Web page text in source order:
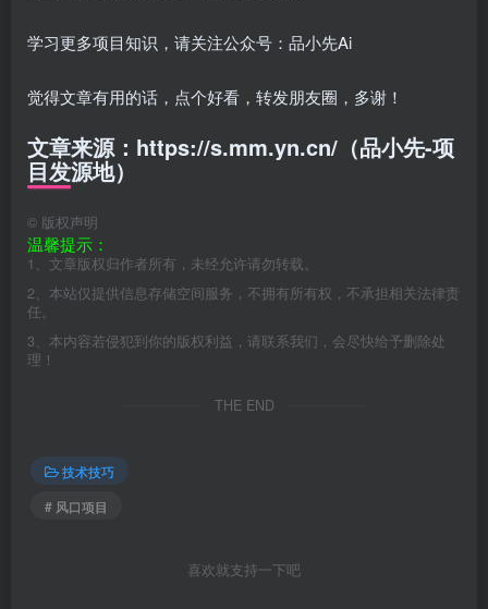
学习更多项目知识，请关注公众号：品小先Ai
觉得文章有用的话，点个好看，转发朋友圈，多谢！
文章来源：https://s.mm.yn.cn/（品小先-项
目发源地）
© 版权声明
温馨提示：
1、文章版权归作者所有，未经允许请勿转载。
2、本站仅提供信息存储空间服务，不拥有所有权，不承担相关法律责
任。
3、本内容若侵犯到你的版权利益，请联系我们，会尽快给予删除处
理！
THE END
技术技巧
# 风口项目
喜欢就支持一下吧